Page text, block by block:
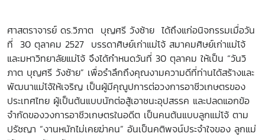
ศาสตราจารย์ ดร.วิภาต บุญศรี วังซ้าย ได้ถึงแก่อนิจกรรมเมื่อวัน
ที่ 30 ตุลาคม 2527 บรรดาศิษย์เก่าแม่โจ้ สมาคมศิษย์เก่าแม่โจ้
และมหาวิทยาลัยแม่โจ้ จึงได้กำหนดวันที่ 30 ตุลาคม ให้เป็น “วันวิ
ภาต บุญศรี วังซ้าย” เพื่อรำลึกถึงคุณงามความดีที่ท่านได้สร้างและ
พัฒนาแม่โจ้ให้เจริญ เป็นผู้มีคุณูปการต่อวงการอาชีวเกษตรของ
ประเทศไทย ผู้เป็นต้นแบบนักต่อสู้เอาชนะอุปสรรค และปลดแอกข้อ
จำกัดของวงการอาชีวเกษตรในอดีต เป็นคนต้นแบบลูกแม่โจ้ ตาม
ปรัชญา “งานหนักไม่เคยฆ่าคน” อันเป็นคติพจน์ประจำใจของ ลูกแม่